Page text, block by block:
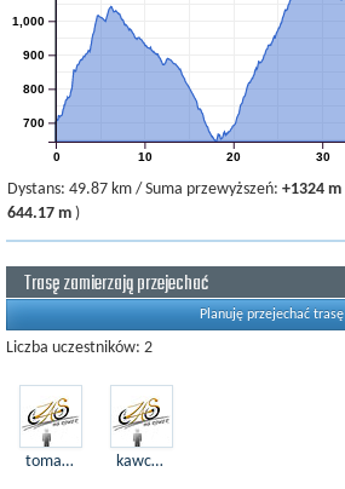
0 10 20 30
700
800
900
1,000
Dystans: 49.87 km / Suma przewyższeń: +1324 m
644.17 m )
Trasę zamierzają przejechać
Planuję przejechać trasę
Liczba uczestników: 2
tomaszwronka1 kawczynt